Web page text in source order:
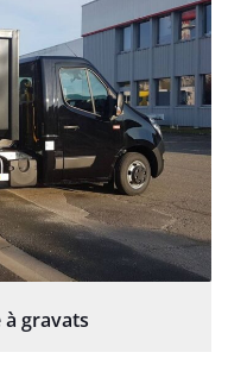
gravats